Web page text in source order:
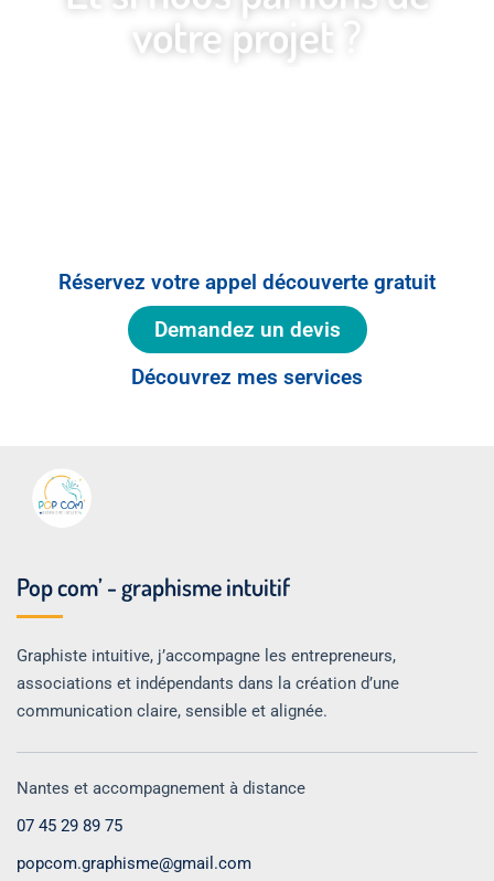
votre projet ?
Réservez votre appel découverte gratuit
Demandez un devis
Découvrez mes services
Pop com’ - graphisme intuitif
Graphiste intuitive, j’accompagne les entrepreneurs,
associations et indépendants dans la création d’une
communication claire, sensible et alignée.
Nantes et accompagnement à distance
07 45 29 89 75
popcom.graphisme@gmail.com